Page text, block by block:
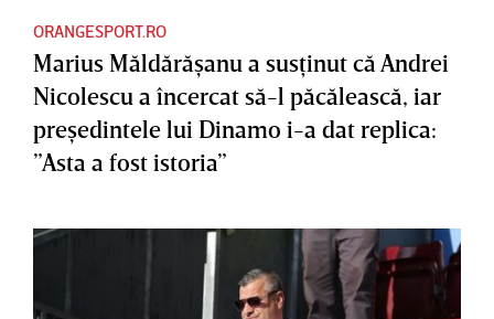
ORANGESPORT.RO
Marius Măldărăşanu a susţinut că Andrei
Nicolescu a încercat să-l păcălească, iar
preşedintele lui Dinamo i-a dat replica:
”Asta a fost istoria”